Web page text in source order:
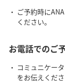
ご予約時に
ください。
お電話でのご
コミュニケー
をお伝えくださ